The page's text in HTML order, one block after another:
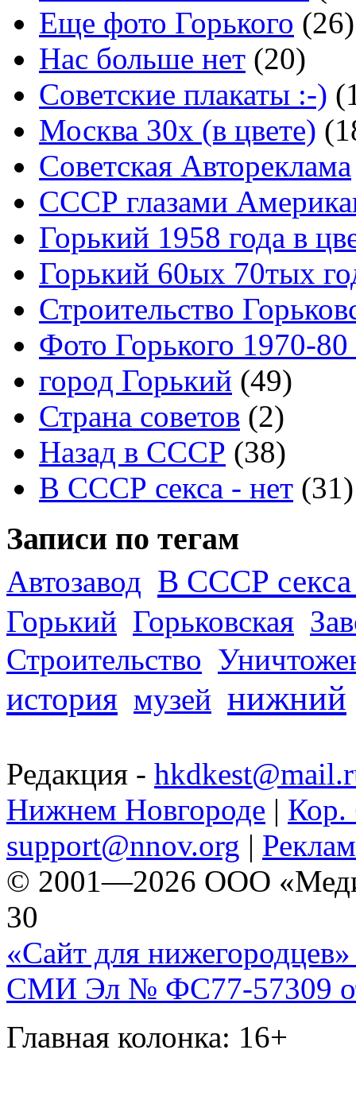
Еще фото Горького (26)
Нас больше нет (20)
Советские плакаты :-)
Москва 30x (в цвете)
Советская Автореклама
СССР глазами
Горький 1958 года в
Горький 60ых 70тых
Строительство
Фото Горького 1970-80
город Горький (49)
Страна советов (2)
Назад в СССР (38)
В СССР секса - нет (31)
Записи по тегам
Автозавод В СССР секса
Горький Горьковская
Строительство
история музей нижний
Редакция -
Нижнем Новгороде | Кор.
support@nnov.org |
© 2001—2026 ООО
30
«Сайт для нижегородцев»
СМИ Эл № ФС77-57309
Главная колонка: 16+